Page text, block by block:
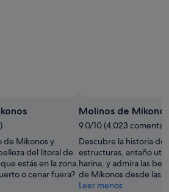
de Mikonos y
del litoral de
estás en la zona,
o cenar fuera?
Molinos de Míkonos
9.0/10 (4.023
Descubre la historia
estructuras, antaño
harina, y admira las
de Míkonos desde las
Leer menos